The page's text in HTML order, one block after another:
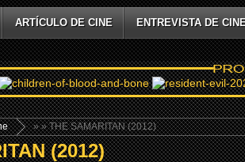
ARTÍCULO DE CINE ENTREVISTA DE
»» THE SAMARITAN (2012)
(2012)